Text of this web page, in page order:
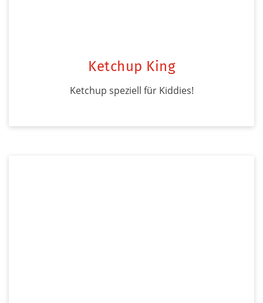
Ketchup King
Ketchup speziell für Kiddies!